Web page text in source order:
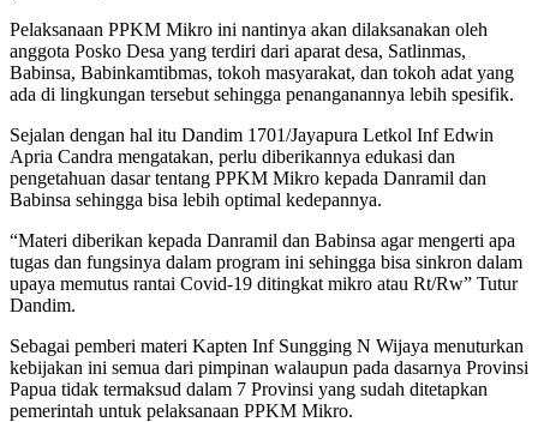
Pelaksanaan PPKM Mikro ini nantinya akan dilaksanakan oleh
anggota Posko Desa yang terdiri dari aparat desa, Satlinmas,
Babinsa, Babinkamtibmas, tokoh masyarakat, dan tokoh adat yang
ada di lingkungan tersebut sehingga penanganannya lebih spesifik.
Sejalan dengan hal itu Dandim 1701/Jayapura Letkol Inf Edwin
Apria Candra mengatakan, perlu diberikannya edukasi dan
pengetahuan dasar tentang PPKM Mikro kepada Danramil dan
Babinsa sehingga bisa lebih optimal kedepannya.
“Materi diberikan kepada Danramil dan Babinsa agar mengerti apa
tugas dan fungsinya dalam program ini sehingga bisa sinkron dalam
upaya memutus rantai Covid-19 ditingkat mikro atau Rt/Rw” Tutur
Dandim.
Sebagai pemberi materi Kapten Inf Sungging N Wijaya menuturkan
kebijakan ini semua dari pimpinan walaupun pada dasarnya Provinsi
Papua tidak termaksud dalam 7 Provinsi yang sudah ditetapkan
pemerintah untuk pelaksanaan PPKM Mikro.